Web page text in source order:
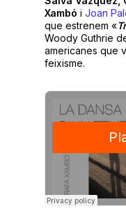
Xambó i Joan
que estrenem «
Woody Guthrie
americanes que
feixisme.